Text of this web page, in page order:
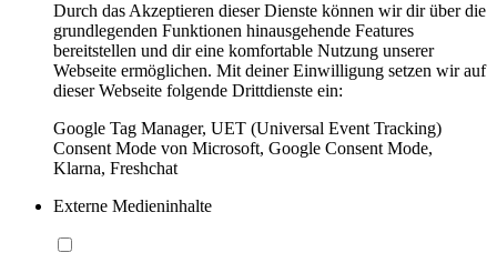
Durch das Akzeptieren dieser Dienste können wir dir über die
grundlegenden Funktionen hinausgehende Features
bereitstellen und dir eine komfortable Nutzung unserer
Webseite ermöglichen. Mit deiner Einwilligung setzen wir auf
dieser Webseite folgende Drittdienste ein:
Google Tag Manager, UET (Universal Event Tracking)
Consent Mode von Microsoft, Google Consent Mode,
Klarna, Freshchat
Externe Medieninhalte